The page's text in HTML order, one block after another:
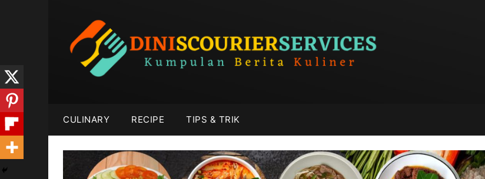
CULINARY RECIPE TIPS & TRIK